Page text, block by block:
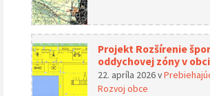
Projekt Rozšírenie
oddychovej zóny v
22. apríla 2026v
Rozvoj obce